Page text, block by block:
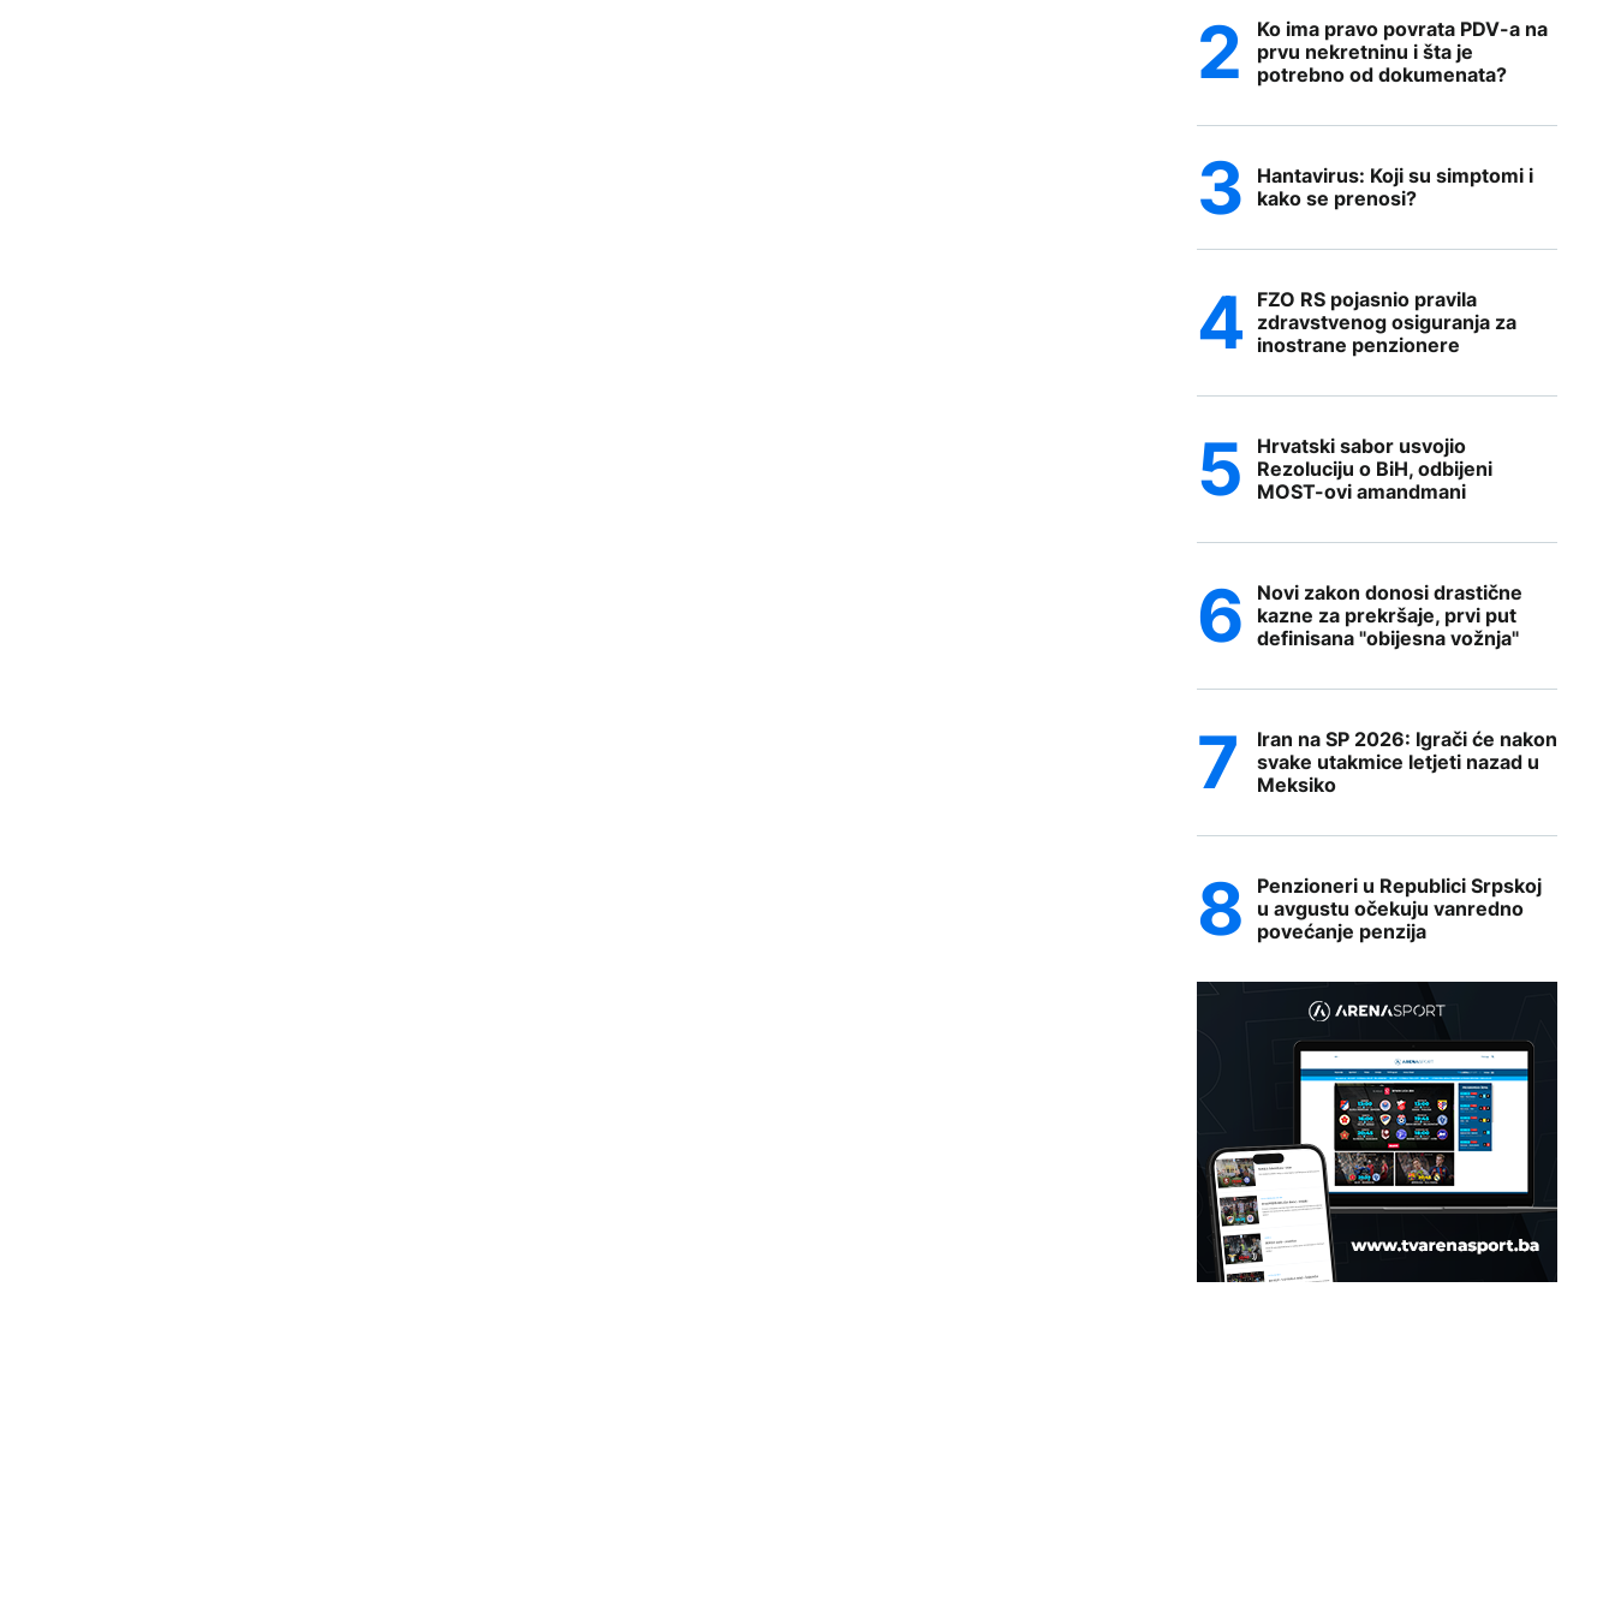
Ko ima pravo povrata PDV-a na
prvu nekretninu i šta je
potrebno od dokumenata?
Hantavirus: Koji su simptomi i
kako se prenosi?
FZO RS pojasnio pravila
zdravstvenog osiguranja za
inostrane penzionere
Hrvatski sabor usvojio
Rezoluciju o BiH, odbijeni
MOST-ovi amandmani
Novi zakon donosi drastične
kazne za prekršaje, prvi put
definisana "obijesna vožnja"
Iran na SP 2026: Igrači će nakon
svake utakmice letjeti nazad u
Meksiko
Penzioneri u Republici Srpskoj
u avgustu očekuju vanredno
povećanje penzija